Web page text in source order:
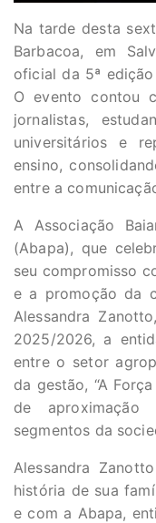
Na tarde desta
Barbacoa, em
oficial da 5ª
O evento contou
jornalistas,
universitários e
ensino,
entre a
A Associação
(Abapa), que
seu compromisso
e a promoção da
Alessandra
2025/2026, a
entre o setor
da gestão, “A
de
segmentos da
Alessandra
história de sua
e com a Abapa,